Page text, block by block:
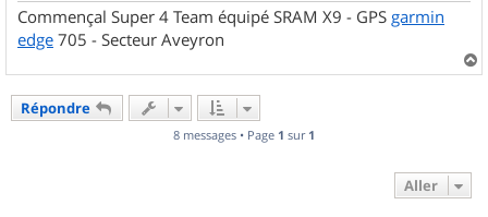
Commençal Super 4 Team équipé SRAM X9 - GPS garmin
edge 705 - Secteur Aveyron
a
Répondre
8 messages • Page 1 sur 1
Aller